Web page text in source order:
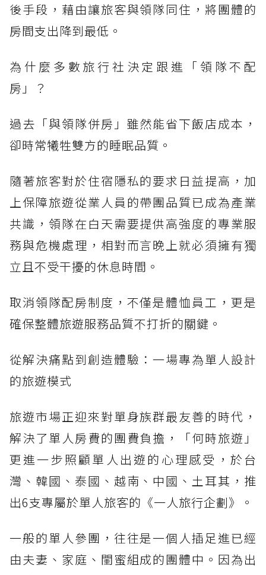
後手段，藉由讓旅客與領隊同住，將團體的
房間支出降到最低。
為什麼多數旅行社決定跟進「領隊不配
房」？
過去「與領隊併房」雖然能省下飯店成本，
卻時常犧牲雙方的睡眠品質。
隨著旅客對於住宿隱私的要求日益提高，加
上保障旅遊從業人員的帶團品質已成為產業
共識，領隊在白天需要提供高強度的專業服
務與危機處理，相對而言晚上就必須擁有獨
立且不受干擾的休息時間。
取消領隊配房制度，不僅是體恤員工，更是
確保整體旅遊服務品質不打折的關鍵。
從解決痛點到創造體驗：一場專為單人設計
的旅遊模式
旅遊市場正迎來對單身族群最友善的時代，
解決了單人房費的團費負擔，「何時旅遊」
更進一步照顧單人出遊的心理感受，於台
灣、韓國、泰國、越南、中國、土耳其，推
出6支專屬於單人旅客的《一人旅行企劃》。
一般的單人參團，往往是一個人插足進已經
由夫妻、家庭、閨蜜組成的團體中。因為出